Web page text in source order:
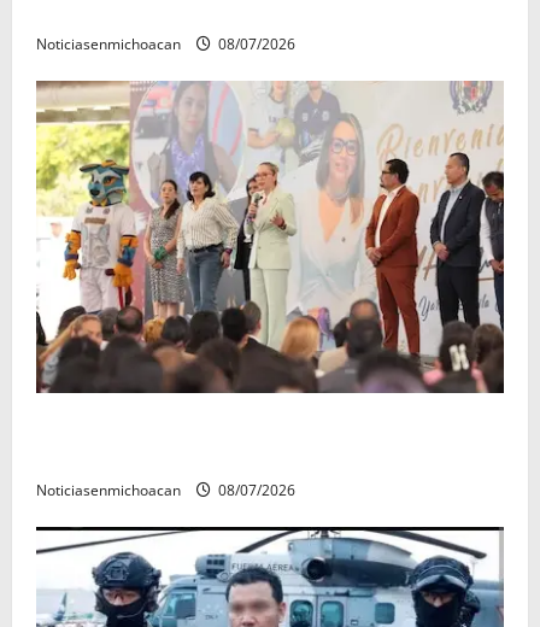
Noticiasenmichoacan 08/07/2026
Noticiasenmichoacan 08/07/2026